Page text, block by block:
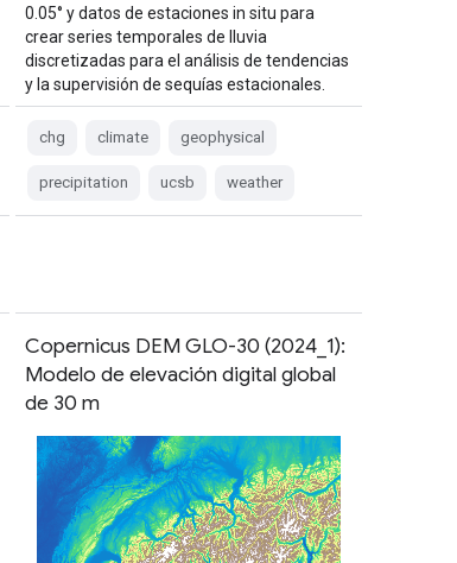
0.05° y datos de estaciones in situ para
crear series temporales de lluvia
discretizadas para el análisis de tendencias
y la supervisión de sequías estacionales.
chg climate geophysical
precipitation ucsb weather
Copernicus DEM GLO-30 (2024_1):
Modelo de elevación digital global
de 30 m